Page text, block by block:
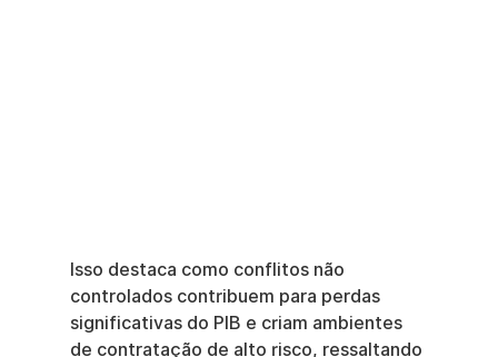
Isso destaca como conflitos não
controlados contribuem para perdas
significativas do PIB e criam ambientes
de contratação de alto risco, ressaltando